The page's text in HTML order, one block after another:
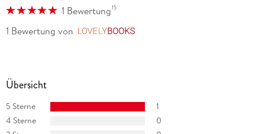
1 Bewertung15
1 Bewertung von
Übersicht
5 Sterne
1
4 Sterne
0